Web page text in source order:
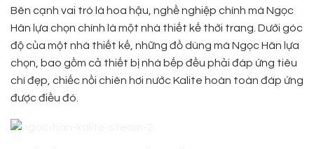
Bên cạnh vai trò là hoa hậu, nghề nghiệp chính mà Ngọc
Hân lựa chọn chính là một nhà thiết kế thời trang. Dưới góc
độ của một nhà thiết kế, những đồ dùng mà Ngọc Hân lựa
chọn, bao gồm cả thiết bị nhà bếp đều phải đáp ứng tiêu
chí đẹp, chiếc nồi chiên hơi nước Kalite hoàn toàn đáp ứng
được điều đó.